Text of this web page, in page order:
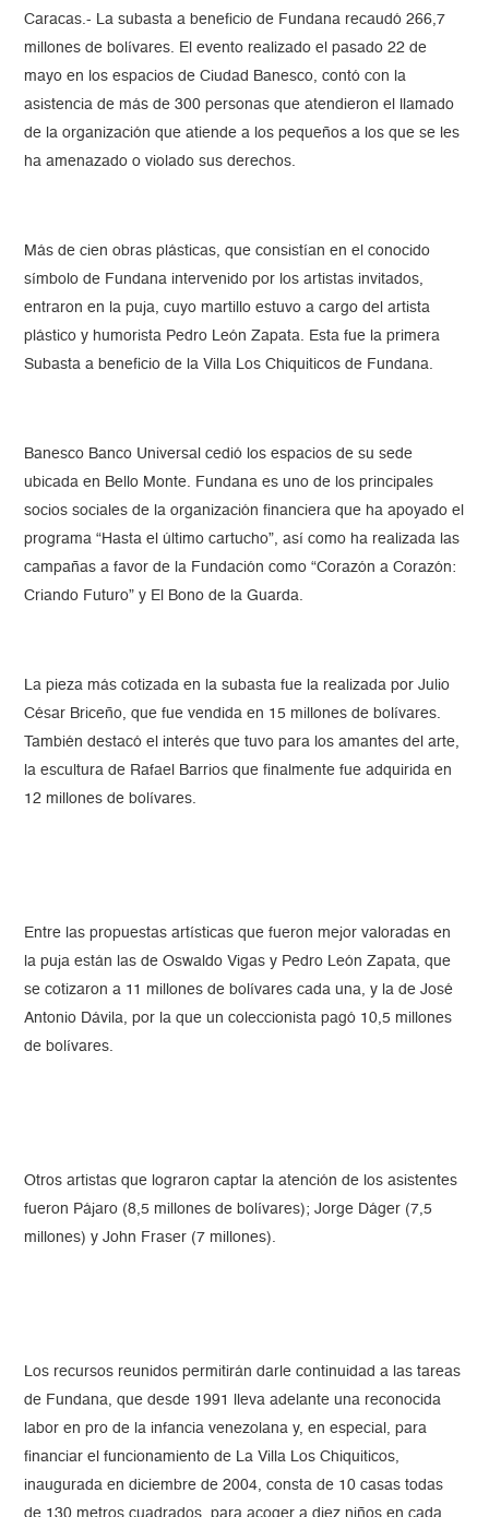
Caracas.- La subasta a beneficio de Fundana recaudó 266,7
millones de bolívares. El evento realizado el pasado 22 de
mayo en los espacios de Ciudad Banesco, contó con la
asistencia de más de 300 personas que atendieron el llamado
de la organización que atiende a los pequeños a los que se les
ha amenazado o violado sus derechos.
Más de cien obras plásticas, que consistían en el conocido
símbolo de Fundana intervenido por los artistas invitados,
entraron en la puja, cuyo martillo estuvo a cargo del artista
plástico y humorista Pedro León Zapata. Esta fue la primera
Subasta a beneficio de la Villa Los Chiquiticos de Fundana.
Banesco Banco Universal cedió los espacios de su sede
ubicada en Bello Monte. Fundana es uno de los principales
socios sociales de la organización financiera que ha apoyado el
programa “Hasta el último cartucho”, así como ha realizada las
campañas a favor de la Fundación como “Corazón a Corazón:
Criando Futuro” y El Bono de la Guarda.
La pieza más cotizada en la subasta fue la realizada por Julio
César Briceño, que fue vendida en 15 millones de bolívares.
También destacó el interés que tuvo para los amantes del arte,
la escultura de Rafael Barrios que finalmente fue adquirida en
12 millones de bolívares.
Entre las propuestas artísticas que fueron mejor valoradas en
la puja están las de Oswaldo Vigas y Pedro León Zapata, que
se cotizaron a 11 millones de bolívares cada una, y la de José
Antonio Dávila, por la que un coleccionista pagó 10,5 millones
de bolívares.
Otros artistas que lograron captar la atención de los asistentes
fueron Pájaro (8,5 millones de bolívares); Jorge Dáger (7,5
millones) y John Fraser (7 millones).
Los recursos reunidos permitirán darle continuidad a las tareas
de Fundana, que desde 1991 lleva adelante una reconocida
labor en pro de la infancia venezolana y, en especial, para
financiar el funcionamiento de La Villa Los Chiquiticos,
inaugurada en diciembre de 2004, consta de 10 casas todas
de 130 metros cuadrados, para acoger a diez niños en cada